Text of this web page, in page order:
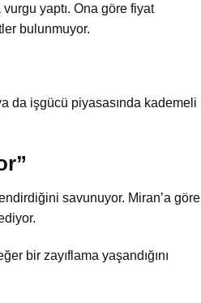
yaptı. Ona göre fiyat
bulunmuyor.
da işgücü piyasasında kademeli
savunuyor. Miran’a göre
bir zayıflama yaşandığını